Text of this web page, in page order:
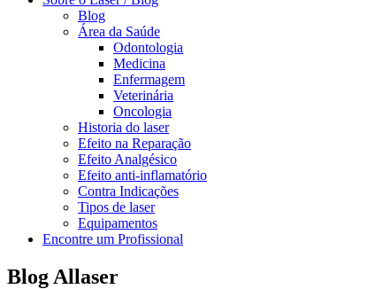
Blog
Área da Saúde
Odontologia
Medicina
Enfermagem
Veterinária
Oncologia
Historia do laser
Efeito na Reparação
Efeito Analgésico
Efeito anti-inflamatório
Contra Indicações
Tipos de laser
Equipamentos
Encontre um Profissional
Blog Allaser